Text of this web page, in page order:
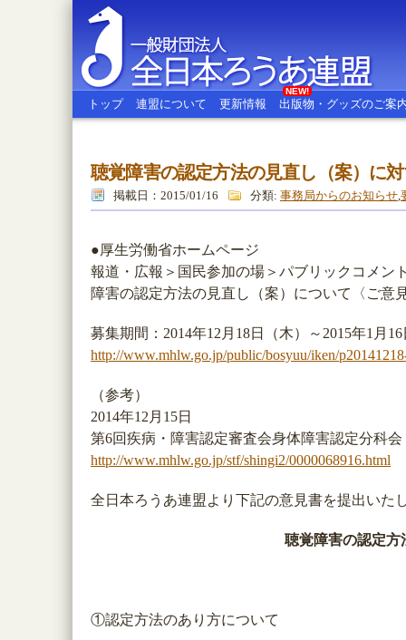
全日本ろうあ連盟
トップ 連盟について 更新情報 出版物・グッズのご案
NEW!
聴覚障害の認定方法の見直し（案）に
掲載日：2015/01/16 分類: 事務局からのお知らせ,
●厚生労働省ホームページ
報道・広報＞国民参加の場＞パブリックコメン
障害の認定方法の見直し（案）について〈ご意
募集期間：2014年12月18日（木）～2015年1月
http://www.mhlw.go.jp/public/bosyuu/iken/
（参考）
2014年12月15日
第6回疾病・障害認定審査会身体障害認定分科会
http://www.mhlw.go.jp/stf/shingi2/0000068916.html
全日本ろうあ連盟より下記の意見書を提出いた
聴覚障害の認定方
①認定方法のあり方について